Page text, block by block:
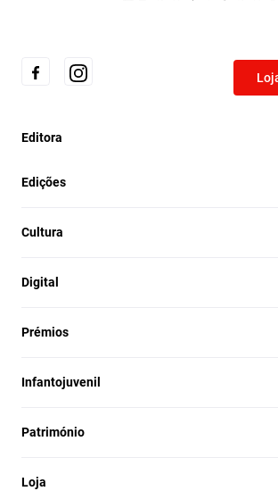
Editora
Edições
Cultura
Digital
Prémios
Infantojuvenil
Património
Loja